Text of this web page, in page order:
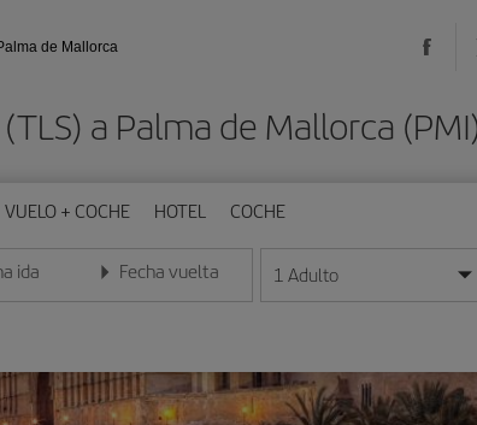
de Mallorca
a Palma de Mallorca
VUELO + COCHE HOTEL COCHE
ida
la fecha en formato día/mes/año
Fecha vuelta
Introduce la fecha en formato día/mes/año
1 Adulto